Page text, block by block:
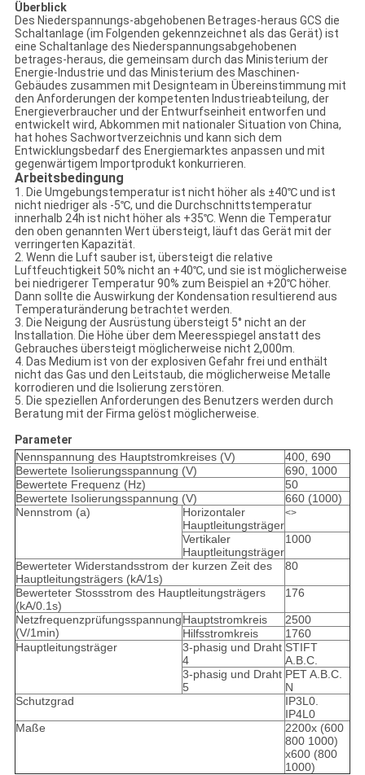
Überblick
Des Niederspannungs-abgehobenen Betrages-heraus GCS die
Schaltanlage (im Folgenden gekennzeichnet als das Gerät) ist
eine Schaltanlage des Niederspannungsabgehobenen
betrages-heraus, die gemeinsam durch das Ministerium der
Energie-Industrie und das Ministerium des Maschinen-
Gebäudes zusammen mit Designteam in Übereinstimmung mit
den Anforderungen der kompetenten Industrieabteilung, der
Energieverbraucher und der Entwurfseinheit entworfen und
entwickelt wird, Abkommen mit nationaler Situation von China,
hat hohes Sachwortverzeichnis und kann sich dem
Entwicklungsbedarf des Energiemarktes anpassen und mit
gegenwärtigem Importprodukt konkurrieren.
Arbeitsbedingung
1. Die Umgebungstemperatur ist nicht höher als ±40℃ und ist
nicht niedriger als -5℃, und die Durchschnittstemperatur
innerhalb 24h ist nicht höher als +35℃. Wenn die Temperatur
den oben genannten Wert übersteigt, läuft das Gerät mit der
verringerten Kapazität.
2. Wenn die Luft sauber ist, übersteigt die relative
Luftfeuchtigkeit 50% nicht an +40℃, und sie ist möglicherweise
bei niedrigerer Temperatur 90% zum Beispiel an +20℃ höher.
Dann sollte die Auswirkung der Kondensation resultierend aus
Temperaturänderung betrachtet werden.
3. Die Neigung der Ausrüstung übersteigt 5° nicht an der
Installation. Die Höhe über dem Meeresspiegel anstatt des
Gebrauches übersteigt möglicherweise nicht 2,000m.
4. Das Medium ist von der explosiven Gefahr frei und enthält
nicht das Gas und den Leitstaub, die möglicherweise Metalle
korrodieren und die Isolierung zerstören.
5. Die speziellen Anforderungen des Benutzers werden durch
Beratung mit der Firma gelöst möglicherweise.
Parameter
Nennspannung des Hauptstromkreises (V)
400, 690
Bewertete Isolierungsspannung (V)
690, 1000
Bewertete Frequenz (Hz)
50
Bewertete Isolierungsspannung (V)
660 (1000)
Nennstrom (a)
Horizontaler
Hauptleitungsträger
<>
Vertikaler
Hauptleitungsträger
1000
Bewerteter Widerstandsstrom der kurzen Zeit des
Hauptleitungsträgers (kA/1s)
80
Bewerteter Stossstrom des Hauptleitungsträgers
(kA/0.1s)
176
Netzfrequenzprüfungsspannung
(V/1min)
Hauptstromkreis
2500
Hilfsstromkreis
1760
Hauptleitungsträger
3-phasig und Draht
4
STIFT
A.B.C.
3-phasig und Draht
5
PET A.B.C.
N
Schutzgrad
IP3L0.
IP4L0
Maße
2200x (600
800 1000)
x600 (800
1000)